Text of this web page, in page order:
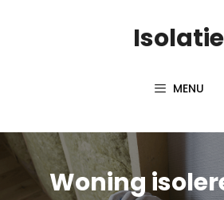
Isolatie
MENU
Woning